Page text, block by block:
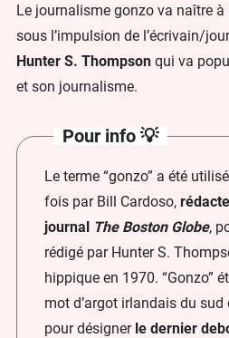
Le journalisme gonzo va naître
sous l’impulsion de l’écrivain/
Hunter S. Thompson qui va
et son journalisme.
Pour info 💡
Le terme “gonzo” a été
fois par Bill Cardoso,
journal The Boston Globe,
rédigé par Hunter S.
hippique en 1970. “Gonzo”
mot d’argot irlandais du
pour désigner le dernier